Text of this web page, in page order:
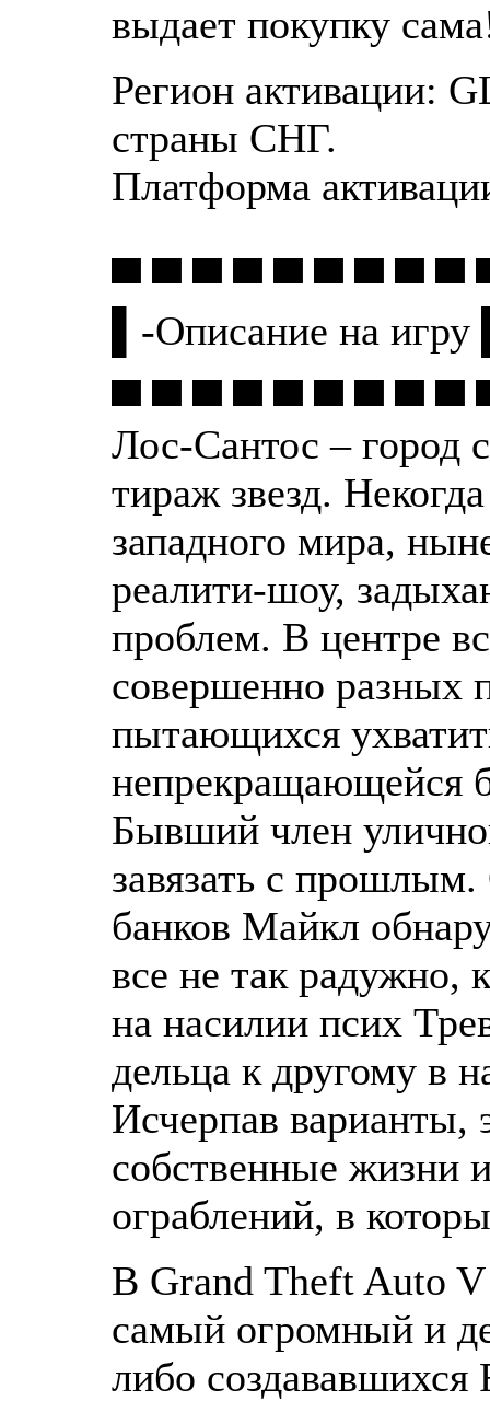
выдает покупку
Регион активации:
страны СНГ.
Платформа
▀ ▀ ▀ ▀ ▀ ▀ ▀ ▀ ▀
▌-Описание на игру
▄ ▄ ▄ ▄ ▄ ▄ ▄ ▄ ▄
Лос-Сантос – город
тираж звезд.
западного мира,
реалити-шоу,
проблем. В центре
совершенно разных
пытающихся
непрекращающейся
Бывший член
завязать с
банков Майкл
все не так радужно,
на насилии псих
дельца к другому в
Исчерпав варианты,
собственные жизни
ограблений, в
В Grand Theft Auto
самый огромный и
либо создававшихся